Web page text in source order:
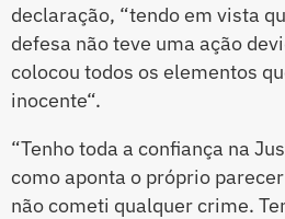
declaração, “tendo em vista
defesa não teve uma ação
colocou todos os elementos
inocente“.
“Tenho toda a confiança na
como aponta o próprio
não cometi qualquer crime.